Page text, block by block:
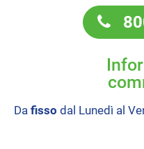
Da fisso dal Lunedì al